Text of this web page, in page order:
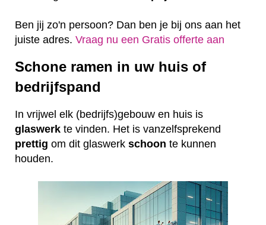
Ben jij zo'n persoon? Dan ben je bij ons aan het
juiste adres. Vraag nu een Gratis offerte aan
Schone ramen in uw huis of
bedrijfspand
In vrijwel elk (bedrijfs)gebouw en huis is
glaswerk te vinden. Het is vanzelfsprekend
prettig om dit glaswerk schoon te kunnen
houden.